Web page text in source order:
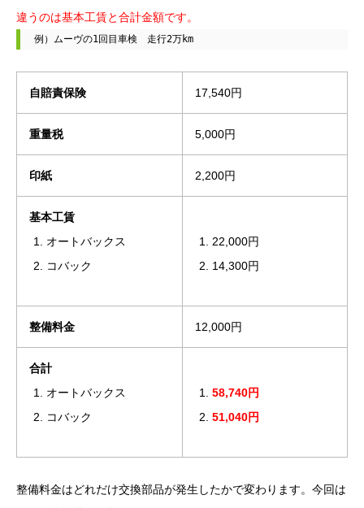
違うのは基本工賃と合計金額です。
例）ムーヴの1回目車検　走行2万km
自賠責保険 17,540円
重量税 5,000円
印紙 2,200円
基本工賃
オートバックス
コバック
22,000円
14,300円
整備料金 12,000円
合計
オートバックス
コバック
58,740円
51,040円
整備料金はどれだけ交換部品が発生したかで変わります。今回は